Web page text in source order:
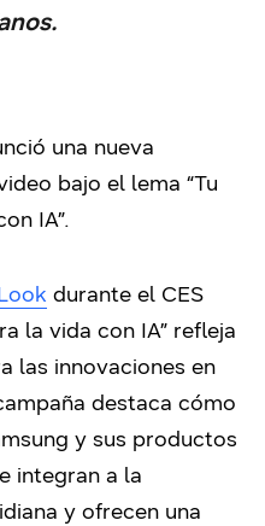
una nueva
bajo el lema “Tu
IA”.
durante el CES
la vida con IA” refleja
las innovaciones en
destaca cómo
y sus productos
integran a la
y ofrecen una